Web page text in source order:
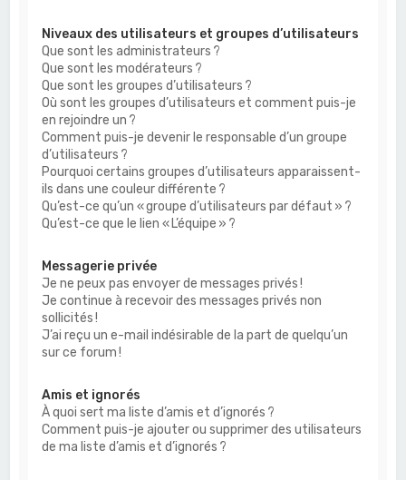
Niveaux des utilisateurs et groupes d’utilisateurs
Que sont les administrateurs ?
Que sont les modérateurs ?
Que sont les groupes d’utilisateurs ?
Où sont les groupes d’utilisateurs et comment puis-je
en rejoindre un ?
Comment puis-je devenir le responsable d’un groupe
d’utilisateurs ?
Pourquoi certains groupes d’utilisateurs apparaissent-
ils dans une couleur différente ?
Qu’est-ce qu’un « groupe d’utilisateurs par défaut » ?
Qu’est-ce que le lien « L’équipe » ?
Messagerie privée
Je ne peux pas envoyer de messages privés !
Je continue à recevoir des messages privés non
sollicités !
J’ai reçu un e-mail indésirable de la part de quelqu’un
sur ce forum !
Amis et ignorés
À quoi sert ma liste d’amis et d’ignorés ?
Comment puis-je ajouter ou supprimer des utilisateurs
de ma liste d’amis et d’ignorés ?